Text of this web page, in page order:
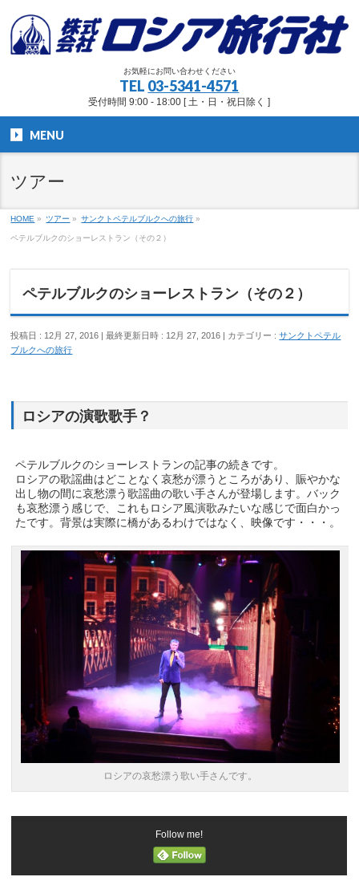
お気軽にお問い合わせください
TEL 03-5341-4571
受付時間 9:00 - 18:00 [ 土・日・祝日除く ]
MENU
ツアー
HOME » ツアー » サンクトペテルブルクへの旅行 »
ペテルブルクのショーレストラン（その２）
ペテルブルクのショーレストラン（その２）
投稿日 : 12月 27, 2016 最終更新日時 : 12月 27, 2016 カテゴリー :サンクトペテル
ブルクへの旅行
ロシアの演歌歌手？
ペテルブルクのショーレストランの記事の続きです。
ロシアの歌謡曲はどことなく哀愁が漂うところがあり、賑やかな
出し物の間に哀愁漂う歌謡曲の歌い手さんが登場します。バック
も哀愁漂う感じで、これもロシア風演歌みたいな感じで面白かっ
たです。背景は実際に橋があるわけではなく、映像です・・・。
ロシアの哀愁漂う歌い手さんです。
Follow me!